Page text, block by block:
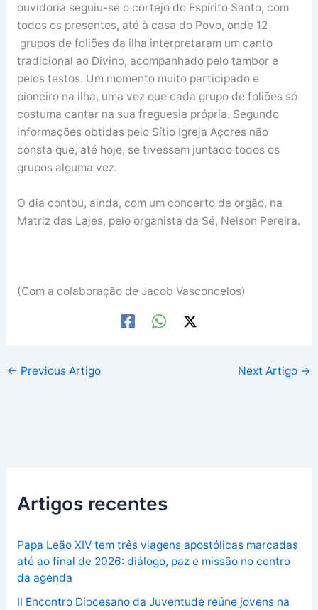
ouvidoria seguiu-se o cortejo do Espírito Santo, com
todos os presentes, até à casa do Povo, onde 12
grupos de foliões da ilha interpretaram um canto
tradicional ao Divino, acompanhado pelo tambor e
pelos testos. Um momento muito participado e
pioneiro na ilha, uma vez que cada grupo de foliões só
costuma cantar na sua freguesia própria. Segundo
informações obtidas pelo Sítio Igreja Açores não
consta que, até hoje, se tivessem juntado todos os
grupos alguma vez.
O dia contou, ainda, com um concerto de orgão, na
Matriz das Lajes, pelo organista da Sé, Nelson Pereira.
(Com a colaboração de Jacob Vasconcelos)
← Previous Artigo Next Artigo →
Artigos recentes
Papa Leão XIV tem três viagens apostólicas marcadas
até ao final de 2026: diálogo, paz e missão no centro
da agenda
II Encontro Diocesano da Juventude reúne jovens na